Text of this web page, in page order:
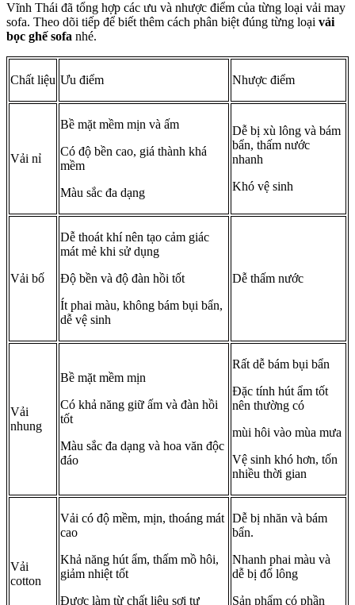
Vĩnh Thái đã tổng hợp các ưu và nhược điểm của từng loại vải may
sofa. Theo dõi tiếp để biết thêm cách phân biệt đúng từng loại vải
bọc ghế sofa nhé.
Chất liệu Ưu điểm Nhược điểm
Vải nỉ
Bề mặt mềm mịn và ấm
Có độ bền cao, giá thành khá
mềm
Màu sắc đa dạng
Dễ bị xù lông và bám
bẩn, thấm nước
nhanh
Khó vệ sinh
Vải bố
Dễ thoát khí nên tạo cảm giác
mát mẻ khi sử dụng
Độ bền và độ đàn hồi tốt
Ít phai màu, không bám bụi bẩn,
dễ vệ sinh
Dễ thấm nước
Vải
nhung
Bề mặt mềm mịn
Có khả năng giữ ấm và đàn hồi
tốt
Màu sắc đa dạng và hoa văn độc
đáo
Rất dễ bám bụi bẩn
Đặc tính hút ẩm tốt
nên thường có
mùi hôi vào mùa mưa
Vệ sinh khó hơn, tốn
nhiều thời gian
Vải
cotton
Vải có độ mềm, mịn, thoáng mát
cao
Khả năng hút ẩm, thấm mồ hôi,
giảm nhiệt tốt
Được làm từ chất liệu sợi tự
Dễ bị nhăn và bám
bẩn.
Nhanh phai màu và
dễ bị đổ lông
Sản phẩm có phần